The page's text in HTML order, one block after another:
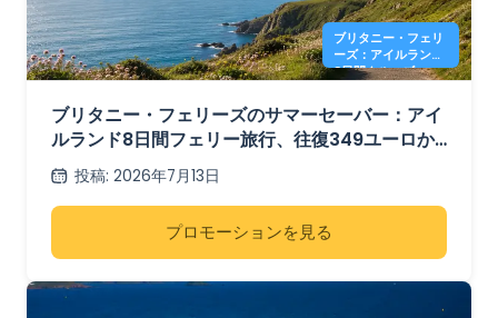
ブリタニー・フェリ
ーズ：アイルランド
8日間クルーズ
ブリタニー・フェリーズのサマーセーバー：アイ
ルランド8日間フェリー旅行、往復349ユーロか
ら 投稿: 2026年7月13日
プロモーションを見る